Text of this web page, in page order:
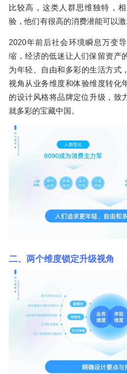
比较高，这类人群思维独特，
验，他们有很高的消费潜能可以激
2020年前后社会环境瞬息万变
缩，经济的低迷让人们保留资产
为年轻、自由和多彩的生活方式
视角从业务维度和体验维度转化
的设计风格将品牌定位升级，致
就多彩的宝藏中国。
二、两个维度锁定升级视角